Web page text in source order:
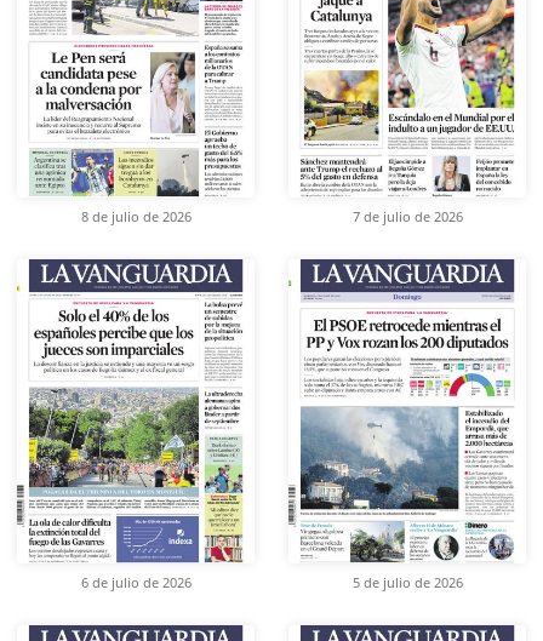
8 de julio de 2026 7 de julio de 2026
6 de julio de 2026 5 de julio de 2026